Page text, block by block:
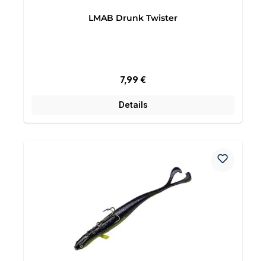
LMAB Drunk Twister
Regulärer Preis:
7,99 €
Details